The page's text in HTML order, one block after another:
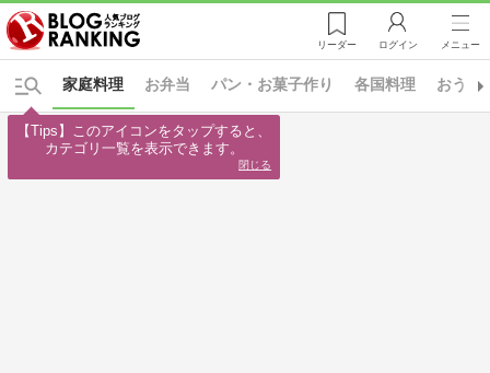
リーダー ログイン メニュー
お弁当 パン・お菓子作り 各国料理 おうち
家庭料理
【Tips】このアイコンをタップすると、
カテゴリ一覧を表示できます。
閉じる